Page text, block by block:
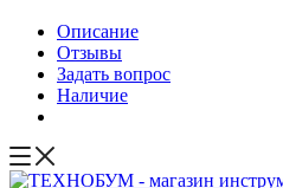
Описание
Отзывы
Задать вопрос
Наличие